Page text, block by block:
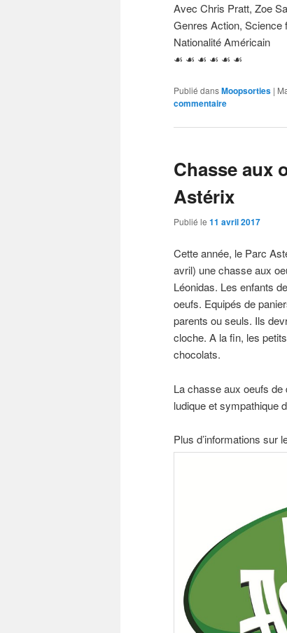
Avec Chris Pratt, Zoe
Genres Action, Science
Nationalité Américain
☙ ☙ ☙ ☙ ☙ ☙
Publié dansMoopsorties |
commentaire
Chasse aux
Astérix
Publié le 11 avril 2017
Cette année, le Parc
avril) une chasse aux
Léonidas. Les enfants
oeufs. Equipés de
parents ou seuls. Ils
cloche. A la fin, les
chocolats.
La chasse aux oeufs
ludique et sympathique
Plus d’informations sur